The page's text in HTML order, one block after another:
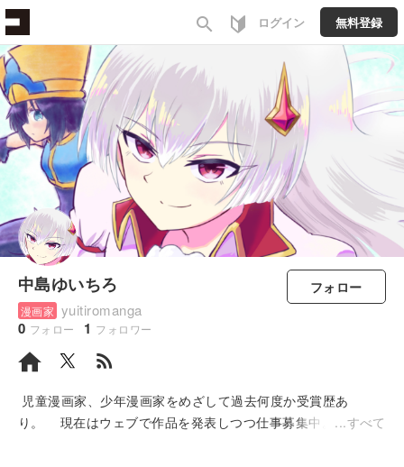
search ログイン 無料登録
中島ゆいちろ
漫画家 yuitiromanga
0 フォロー 1 フォロワー
フォロー
rss_feed
児童漫画家、少年漫画家をめざして過去何度か受賞歴あ
り。 現在はウェブで作品を発表しつつ仕事募集中。 &nb...
すべて